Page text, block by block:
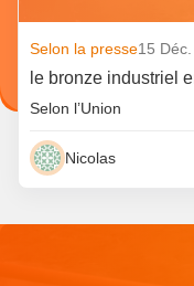
Selon la presse15
le bronze industriel
Selon l’Union
Nicolas